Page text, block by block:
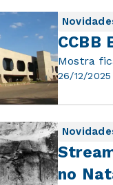
26/12/2025
CCBB
Mostra
no